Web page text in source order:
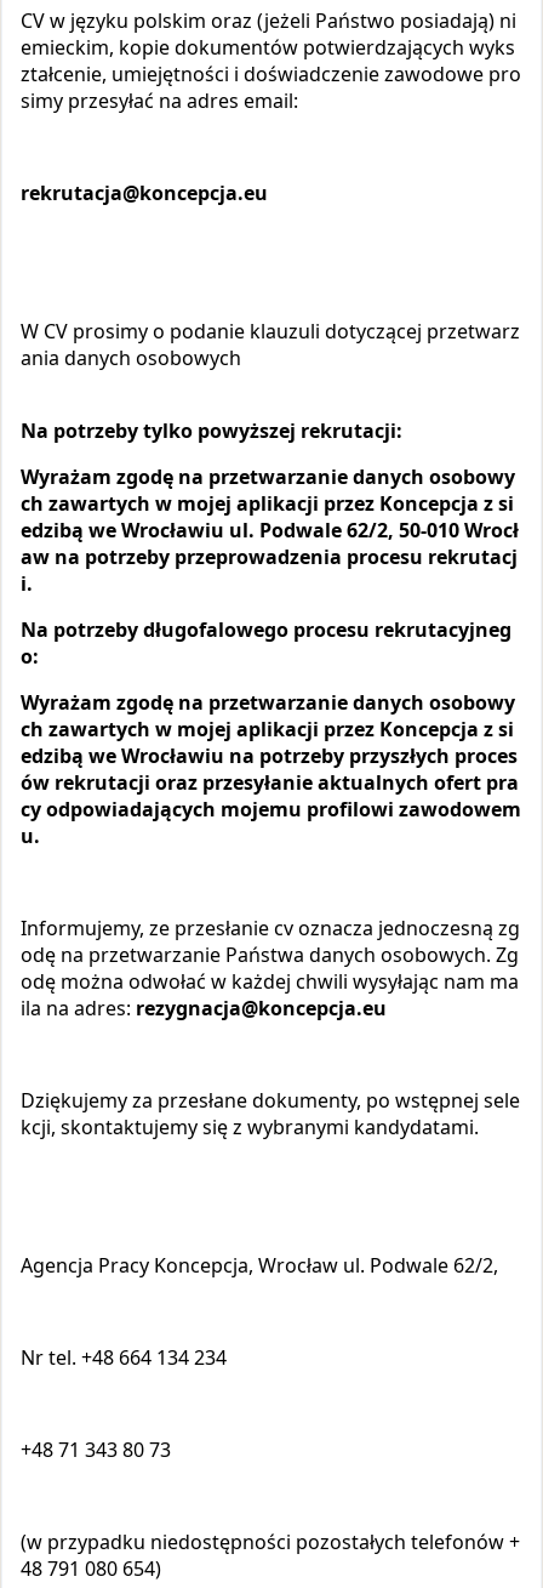
CV w języku polskim oraz (jeżeli Państwo posiadają) ni
emieckim, kopie dokumentów potwierdzających wyks
ztałcenie, umiejętności i doświadczenie zawodowe pro
simy przesyłać na adres email:
rekrutacja@koncepcja.eu
W CV prosimy o podanie klauzuli dotyczącej przetwarz
ania danych osobowych
Na potrzeby tylko powyższej rekrutacji:
Wyrażam zgodę na przetwarzanie danych osobowy
ch zawartych w mojej aplikacji przez Koncepcja z si
edzibą we Wrocławiu ul. Podwale 62/2, 50-010 Wrocł
aw na potrzeby przeprowadzenia procesu rekrutacj
i.
Na potrzeby długofalowego procesu rekrutacyjneg
o:
Wyrażam zgodę na przetwarzanie danych osobowy
ch zawartych w mojej aplikacji przez Koncepcja z si
edzibą we Wrocławiu na potrzeby przyszłych proces
ów rekrutacji oraz przesyłanie aktualnych ofert pra
cy odpowiadających mojemu profilowi zawodowem
u.
Informujemy, ze przesłanie cv oznacza jednoczesną zg
odę na przetwarzanie Państwa danych osobowych. Zg
odę można odwołać w każdej chwili wysyłając nam ma
ila na adres: rezygnacja@koncepcja.eu
Dziękujemy za przesłane dokumenty, po wstępnej sele
kcji, skontaktujemy się z wybranymi kandydatami.
Agencja Pracy Koncepcja, Wrocław ul. Podwale 62/2,
Nr tel. +48 664 134 234
+48 71 343 80 73
(w przypadku niedostępności pozostałych telefonów +
48 791 080 654)